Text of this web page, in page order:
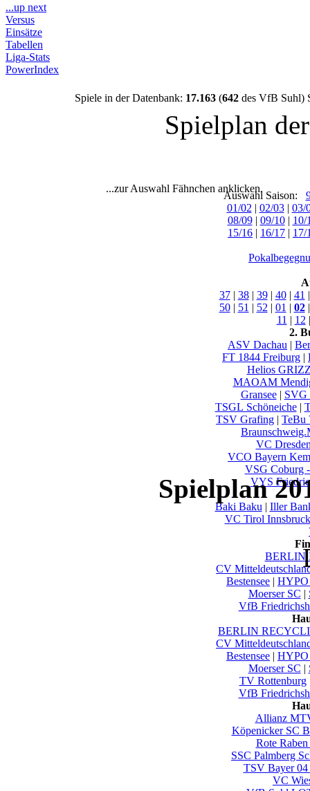
...up next
Versus
Einsätze
Tabellen
Liga-Stats
PowerIndex
Spiele in der Datenbank: 17.163(642des VfB Suhl)
Spielplan
...zur Auswahl Fähnchen anklicken.
Auswahl Saison:
01/02 | 02/03| 03/
08/09| 09/10| 10/
15/16 | 16/17 | 17/
37| 38| 39| 40| 41
50| 51 | 52 | 01 | 02
11 | 12
2.
ASV Dachau |
FT 1844 Freiburg |
Helios
MAOAM
Gransee| SVG
TSGL Schöneiche|
TSV Grafing | TeBu
VC
VCO Bayern
VSG Coburg
VYS
Baki Baku | Iller
VC Tirol Innsbruck
BERLIN
CV
Bestensee | HYPO
Moerser SC |
VfB
BERLIN
CV
Bestensee | HYPO
Moerser SC |
TV Rottenburg
VfB
Allianz
Köpenicker SC
Rote
SSC Palmberg
TSV Bayer 04
VC
Spielplan